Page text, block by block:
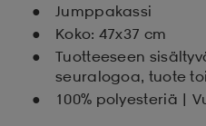
Jumppakassi
Koko: 47x37 cm
Tuotteeseen
seuralogoa, tuote
100% polyesteriä |